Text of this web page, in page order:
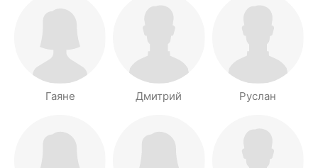
Гаяне Дмитрий Руслан